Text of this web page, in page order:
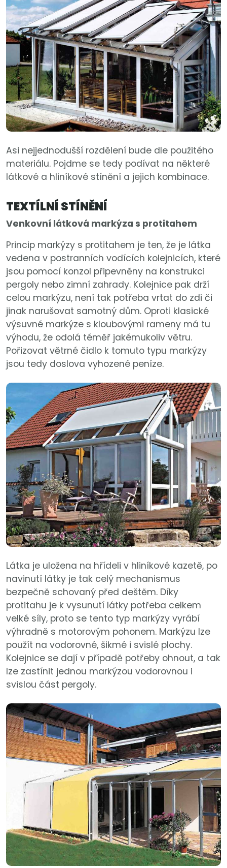
Asi nejjednodušší rozdělení bude dle použitého
materiálu. Pojdme se tedy podívat na některé
látkové a hliníkové stínění a jejich kombinace.
TEXTÍLNÍ STÍNĚNÍ
Venkovní látková markýza s protitahem
Princip markýzy s protitahem je ten, že je látka
vedena v postranních vodících kolejnicích, které
jsou pomocí konzol připevněny na konstrukci
pergoly nebo zimní zahrady. Kolejnice pak drží
celou markýzu, není tak potřeba vrtat do zdi či
jinak narušovat samotný dům. Oproti klasické
výsuvné markýze s kloubovými rameny má tu
výhodu, že odolá téměř jakémukoliv větru.
Pořizovat větrné čidlo k tomuto typu markýzy
jsou tedy doslova vyhozené peníze.
Látka je uložena na hřídeli v hliníkové kazetě, po
navinutí látky je tak celý mechanismus
bezpečně schovaný před deštěm. Díky
protitahu je k vysunutí látky potřeba celkem
velké síly, proto se tento typ markýzy vyrábí
výhradně s motorovým pohonem. Markýzu lze
použít na vodorovné, šikmé i svislé plochy.
Kolejnice se dají v případě potřeby ohnout, a tak
lze zastínit jednou markýzou vodorovnou i
svislou část pergoly.